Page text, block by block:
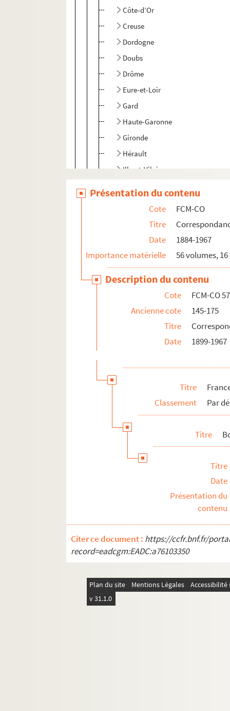
Côte-d’Or
Creuse
Dordogne
Doubs
Drôme
Eure-et-Loir
Gard
Haute-Garonne
Gironde
Hérault
Ille-et-Vilaine
Loir-et-Cher
Loire
Loire-Atlantique
Pas-de-Calais
Pyrénées-Atlantiques
Saône-et-Loire
Sarthe
Haute-Savoie
Présentation du contenu
Cote
FCM-CO
Titre
Date
1884-1967
Importance matérielle
56 volumes,
Description du contenu
Cote
FCM-CO
Ancienne cote
145-175
Titre
Date
1899-1967
Titre
Classement
Par
Titre
Titre
Date
Présentation du
contenu
Citer ce document : https://ccfr.bnf.fr/
record=eadcgm:EADC:a76103350
Plan du site Mentions Légales
v 31.1.0